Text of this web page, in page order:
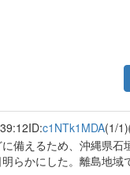
ID:c1NTk1MDA(1/1)
備えるため、沖縄県
らかにした。離島地